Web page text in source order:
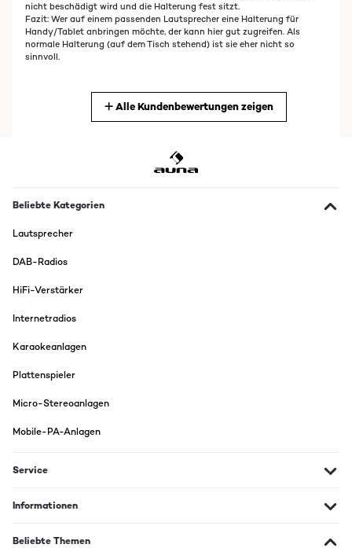
nicht beschädigt wird und die Halterung fest sitzt.
Fazit: Wer auf einem passenden Lautsprecher eine Halterung für
Handy/Tablet anbringen möchte, der kann hier gut zugreifen. Als
normale Halterung (auf dem Tisch stehend) ist sie eher nicht so
sinnvoll.
Halterung und Aufsetzen eines Tablets das ganze zum "Musiksystem"
zu erweitern. Und tatsächlich ist das Tablet im Partybetrieb auf dem
stabil und mit dem Aufsatz verschraubt. Mit den Geräten - also
ist es Silikon?) Teile in Berührung, so dass nichts verkratzen kann. Auch
ein Verrutschen wird wirksam vermieden. Natürlich kann man den
aber warum sollte man? Doch bestimmt kommen mir mit der Zeit noch
der entsprechenden Größe ist der Halter meines Erachtens tatsächlich
eigenständig überprüft
Alle Kundenbewertungen zeigen
Beliebte Kategorien
Lautsprecher
DAB-Radios
HiFi-Verstärker
Internetradios
Karaokeanlagen
Plattenspieler
Micro-Stereoanlagen
Mobile-PA-Anlagen
Service
Informationen
Beliebte Themen